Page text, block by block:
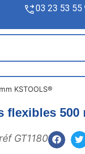
03 23 53 55
KSTOOLS®
flexibles 500
GT1180